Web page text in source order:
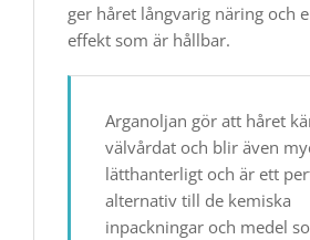
ger håret långvarig näring och
effekt som är hållbar.
Arganoljan gör att håret
välvårdat och blir även
lätthanterligt och är ett
alternativ till de kemiska
inpackningar och medel